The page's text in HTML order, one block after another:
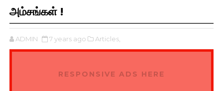
அம்சங்கள் !
ADMIN 7 years ago Articles,
RESPONSIVE ADS HERE